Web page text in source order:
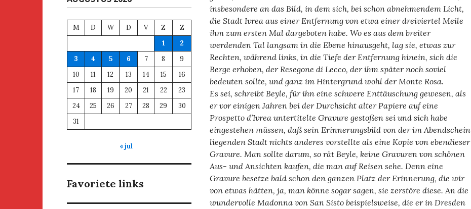
insbesondere an das Bild, in dem sich, bei schon abnehmendem Licht,
die Stadt Ivrea aus einer Entfernung von etwa einer dreiviertel Meile
ihm zum ersten Mal dargeboten habe. Wo es aus dem breiter
werdenden Tal langsam in die Ebene hinausgeht, lag sie, etwas zur
Rechten, während links, in die Tiefe der Entfernung hinein, sich die
Berge erhoben, der Resegone di Lecco, der ihm später noch soviel
bedeuten sollte, und ganz im Hintergrund wohl der Monte Rosa.
Es sei, schreibt Beyle, für ihn eine schwere Enttäuschung gewesen, als
er vor einigen Jahren bei der Durchsicht alter Papiere auf eine
Prospetto d’Ivrea untertitelte Gravure gestoßen sei und sich habe
eingestehen müssen, daß sein Erinnerungsbild von der im Abendschein
liegenden Stadt nichts anderes vorstellte als eine Kopie von ebendieser
Gravure. Man sollte darum, so rät Beyle, keine Gravuren von schönen
Aus- und Ansichten kaufen, die man auf Reisen sehe. Denn eine
Gravure besetze bald schon den ganzen Platz der Erinnerung, die wir
von etwas hätten, ja, man könne sogar sagen, sie zerstöre diese. An die
wundervolle Madonna von San Sisto beispielsweise, die er in Dresden
M D W D V Z
Z
1
2
3
4 5 6 7 8
9
10
11 12 13 14 15
16
17
18 19 20 21 22
23
24
25 26 27 28 29
30
31
« jul
Favoriete links